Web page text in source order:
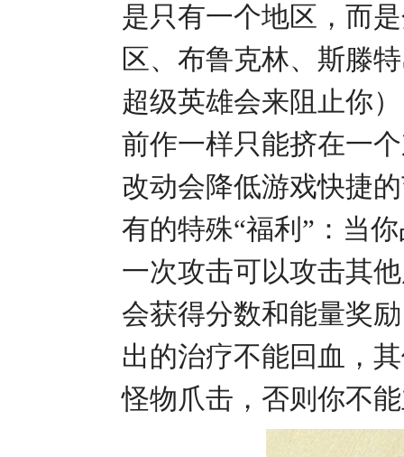
是只有一个地区，而
区、布鲁克林、斯滕
超级英雄会来阻止你
前作一样只能挤在一
改动会降低游戏快捷
有的特殊“福利”：当
一次攻击可以攻击其
会获得分数和能量奖
出的治疗不能回血，
怪物爪击，否则你不